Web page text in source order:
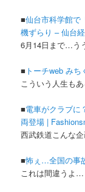
■仙台市科学館
機ずらり – 仙台
6月14日まで…う
■ トーチweb みち
こういう人生も
■電車がクラブに
両登場 |
西武鉄道こんな
■怖ぇ…全国の事
これは間違うよ…